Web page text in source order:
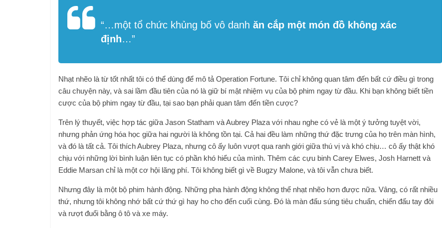
“…một tổ chức khủng bố vô danh ăn cắp một món đồ không xác
định…”
Nhạt nhẽo là từ tốt nhất tôi có thể dùng để mô tả Operation Fortune. Tôi chỉ không quan tâm đến bất cứ điều gì trong
câu chuyện này, và sai lầm đầu tiên của nó là giữ bí mật nhiệm vụ của bộ phim ngay từ đầu. Khi bạn không biết tiền
cược của bộ phim ngay từ đầu, tại sao bạn phải quan tâm đến tiền cược?
Trên lý thuyết, việc hợp tác giữa Jason Statham và Aubrey Plaza với nhau nghe có vẻ là một ý tưởng tuyệt vời,
nhưng phản ứng hóa học giữa hai người là không tồn tại. Cả hai đều làm những thứ đặc trưng của họ trên màn hình,
và đó là tất cả. Tôi thích Aubrey Plaza, nhưng cô ấy luôn vượt qua ranh giới giữa thú vị và khó chịu… cô ấy thật khó
chịu với những lời bình luận liên tục có phần khó hiểu của mình. Thêm các cựu binh Carey Elwes, Josh Harnett và
Eddie Marsan chỉ là một cơ hội lãng phí. Tôi không biết gì về Bugzy Malone, và tôi vẫn chưa biết.
Nhưng đây là một bộ phim hành động. Những pha hành động không thể nhạt nhẽo hơn được nữa. Vâng, có rất nhiều
thứ, nhưng tôi không nhớ bất cứ thứ gì hay ho cho đến cuối cùng. Đó là màn đấu súng tiêu chuẩn, chiến đấu tay đôi
và rượt đuổi bằng ô tô và xe máy.